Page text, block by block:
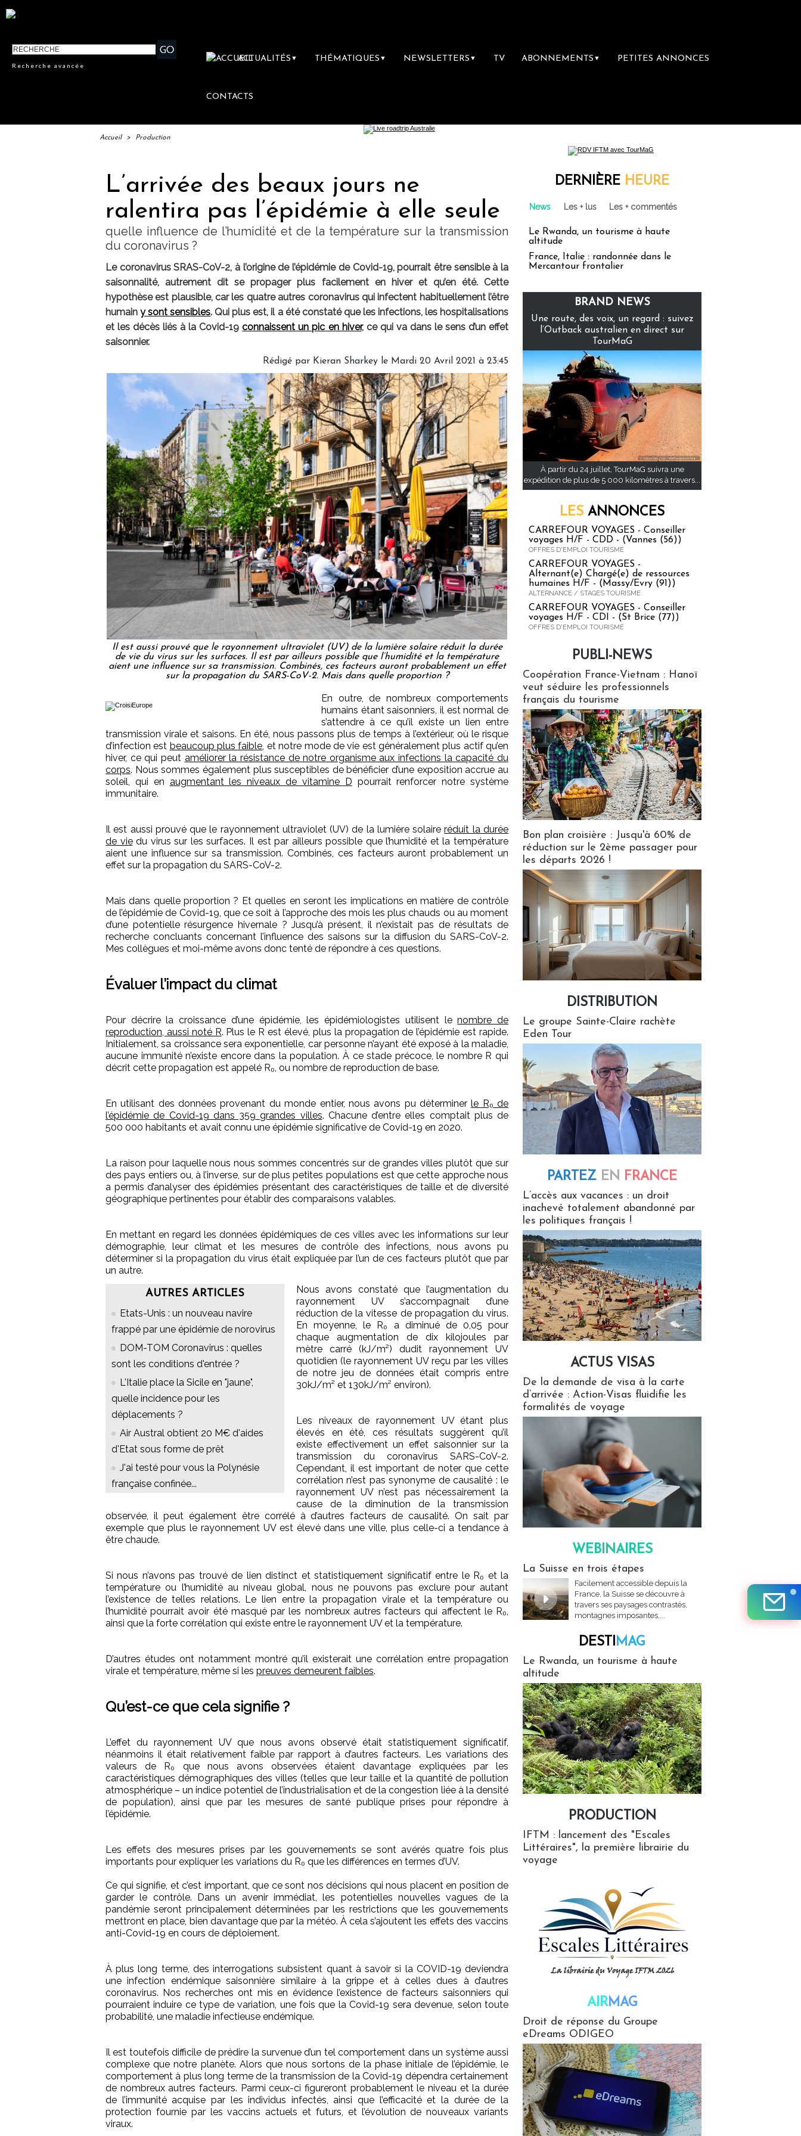
Recherche avancée
ACTUALITÉS ▼ THÉMATIQUES ▼ NEWSLETTERS ▼ TV ABONNEMENTS ▼ PETITES ANNONCES
CONTACTS
Accueil > Production
L’arrivée des beaux jours ne
ralentira pas l’épidémie à elle seule
quelle influence de l’humidité et de la température sur la transmission
du coronavirus ?
Le coronavirus SRAS-CoV-2, à l’origine de l’épidémie de Covid-19, pourrait être sensible à la
saisonnalité, autrement dit se propager plus facilement en hiver et qu’en été. Cette
hypothèse est plausible, car les quatre autres coronavirus qui infectent habituellement l’être
humainy sont sensibles. Qui plus est, il a été constaté que les infections, les hospitalisations
et les décès liés à la Covid-19connaissent un pic en hiver, ce qui va dans le sens d’un effet
saisonnier.
Rédigé par Kieran Sharkey le Mardi 20 Avril 2021 à 23:45
Il est aussi prouvé que le rayonnement ultraviolet (UV) de la lumière solaire réduit la durée
de vie du virus sur les surfaces. Il est par ailleurs possible que l’humidité et la température
aient une influence sur sa transmission. Combinés, ces facteurs auront probablement un effet
sur la propagation du SARS-CoV-2. Mais dans quelle proportion ?
En outre, de nombreux comportements
humains étant saisonniers, il est normal de
s’attendre à ce qu’il existe un lien entre
transmission virale et saisons. En été, nous passons plus de temps à l’extérieur, où le risque
d’infection est beaucoup plus faible , et notre mode de vie est généralement plus actif qu’en
hiver, ce qui peut améliorer la résistance de notre organisme aux infections la capacité du
corps. Nous sommes également plus susceptibles de bénéficier d’une exposition accrue au
soleil, qui en augmentant les niveaux de vitamine D pourrait renforcer notre système
immunitaire.
Il est aussi prouvé que le rayonnement ultraviolet (UV) de la lumière solaireréduit la durée
de viedu virus sur les surfaces. Il est par ailleurs possible que l’humidité et la température
aient une influence sur sa transmission. Combinés, ces facteurs auront probablement un
effet sur la propagation du SARS-CoV-2.
Mais dans quelle proportion ? Et quelles en seront les implications en matière de contrôle
de l’épidémie de Covid-19, que ce soit à l’approche des mois les plus chauds ou au moment
d’une potentielle résurgence hivernale ? Jusqu’à présent, il n’existait pas de résultats de
recherche concluants concernant l’influence des saisons sur la diffusion du SARS-CoV-2.
Mes collègues et moi-même avons donc tenté de répondre à ces questions.
Évaluer l’impact du climat
Pour décrire la croissance d’une épidémie, les épidémiologistes utilisent lenombre de
reproduction, aussi noté R. Plus le R est élevé, plus la propagation de l’épidémie est rapide.
Initialement, sa croissance sera exponentielle, car personne n’ayant été exposé à la maladie,
aucune immunité n’existe encore dans la population. À ce stade précoce, le nombre R qui
décrit cette propagation est appelé R₀, ou nombre de reproduction de base.
En utilisant des données provenant du monde entier, nous avons pu déterminerle R₀ de
l’épidémie de Covid-19 dans 359 grandes villes. Chacune d’entre elles comptait plus de
500 000 habitants et avait connu une épidémie significative de Covid-19 en 2020.
La raison pour laquelle nous nous sommes concentrés sur de grandes villes plutôt que sur
des pays entiers ou, à l’inverse, sur de plus petites populations est que cette approche nous
a permis d’analyser des épidémies présentant des caractéristiques de taille et de diversité
géographique pertinentes pour établir des comparaisons valables.
En mettant en regard les données épidémiques de ces villes avec les informations sur leur
démographie, leur climat et les mesures de contrôle des infections, nous avons pu
déterminer si la propagation du virus était expliquée par l’un de ces facteurs plutôt que par
un autre.
AUTRES ARTICLES
Etats-Unis : un nouveau navire
frappé par une épidémie de norovirus
DOM-TOM Coronavirus : quelles
sont les conditions d'entrée ?
L'Italie place la Sicile en "jaune",
quelle incidence pour les
déplacements ?
Air Austral obtient 20 M€ d'aides
d'Etat sous forme de prêt
J'ai testé pour vous la Polynésie
française confinée...
Nous avons constaté que l’augmentation du
rayonnement UV s’accompagnait d’une
réduction de la vitesse de propagation du virus.
En moyenne, le R₀ a diminué de 0,05 pour
chaque augmentation de dix kilojoules par
mètre carré (kJ/m²) dudit rayonnement UV
quotidien (le rayonnement UV reçu par les villes
de notre jeu de données était compris entre
30kJ/m² et 130kJ/m² environ).
Les niveaux de rayonnement UV étant plus
élevés en été, ces résultats suggèrent qu’il
existe effectivement un effet saisonnier sur la
transmission du coronavirus SARS-CoV-2.
Cependant, il est important de noter que cette
corrélation n’est pas synonyme de causalité : le
rayonnement UV n’est pas nécessairement la
cause de la diminution de la transmission
observée, il peut également être corrélé à d’autres facteurs de causalité. On sait par
exemple que plus le rayonnement UV est élevé dans une ville, plus celle-ci a tendance à
être chaude.
Si nous n’avons pas trouvé de lien distinct et statistiquement significatif entre le R₀ et la
température ou l’humidité au niveau global, nous ne pouvons pas exclure pour autant
l’existence de telles relations. Le lien entre la propagation virale et la température ou
l’humidité pourrait avoir été masqué par les nombreux autres facteurs qui affectent le R₀,
ainsi que la forte corrélation qui existe entre le rayonnement UV et la température.
D’autres études ont notamment montré qu’il existerait une corrélation entre propagation
virale et température, même si les preuves demeurent faibles.
Qu’est-ce que cela signifie ?
L’effet du rayonnement UV que nous avons observé était statistiquement significatif,
néanmoins il était relativement faible par rapport à d’autres facteurs. Les variations des
valeurs de R₀ que nous avons observées étaient davantage expliquées par les
caractéristiques démographiques des villes (telles que leur taille et la quantité de pollution
atmosphérique – un indice potentiel de l’industrialisation et de la congestion liée à la densité
de population), ainsi que par les mesures de santé publique prises pour répondre à
l’épidémie.
Les effets des mesures prises par les gouvernements se sont avérés quatre fois plus
importants pour expliquer les variations du R₀ que les différences en termes d’UV.
Ce qui signifie, et c’est important, que ce sont nos décisions qui nous placent en position de
garder le contrôle. Dans un avenir immédiat, les potentielles nouvelles vagues de la
pandémie seront principalement déterminées par les restrictions que les gouvernements
mettront en place, bien davantage que par la météo. À cela s’ajoutent les effets des vaccins
anti-Covid-19 en cours de déploiement.
À plus long terme, des interrogations subsistent quant à savoir si la COVID-19 deviendra
une infection endémique saisonnière similaire à la grippe et à celles dues à d’autres
coronavirus. Nos recherches ont mis en évidence l’existence de facteurs saisonniers qui
pourraient induire ce type de variation, une fois que la Covid-19 sera devenue, selon toute
probabilité, une maladie infectieuse endémique.
Il est toutefois difficile de prédire la survenue d’un tel comportement dans un système aussi
complexe que notre planète. Alors que nous sortons de la phase initiale de l’épidémie, le
comportement à plus long terme de la transmission de la Covid-19 dépendra certainement
de nombreux autres facteurs. Parmi ceux-ci figureront probablement le niveau et la durée
de l’immunité acquise par les individus infectés, ainsi que l’efficacité et la durée de la
protection fournie par les vaccins actuels et futurs, et l’évolution de nouveaux variants
viraux.
DERNIÈRE HEURE
News Les + lus Les + commentés
Le Rwanda, un tourisme à haute
altitude
France, Italie : randonnée dans le
Mercantour frontalier
BRAND NEWS
Une route, des voix, un regard : suivez
l’Outback australien en direct sur
TourMaG
À partir du 24 juillet, TourMaG suivra une
expédition de plus de 5 000 kilomètres à travers...
LES ANNONCES
CARREFOUR VOYAGES - Conseiller
voyages H/F - CDD - (Vannes (56))
OFFRES D'EMPLOI TOURISME
CARREFOUR VOYAGES -
Alternant(e) Chargé(e) de ressources
humaines H/F - (Massy/Evry (91))
ALTERNANCE / STAGES TOURISME
CARREFOUR VOYAGES - Conseiller
voyages H/F - CDI - (St Brice (77))
OFFRES D'EMPLOI TOURISME
PUBLI-NEWS
Coopération France-Vietnam : Hanoï
veut séduire les professionnels
français du tourisme
Bon plan croisière : Jusqu'à 60% de
réduction sur le 2ème passager pour
les départs 2026 !
DISTRIBUTION
Le groupe Sainte-Claire rachète
Eden Tour
PARTEZ EN FRANCE
L’accès aux vacances : un droit
inachevé totalement abandonné par
les politiques français !
ACTUS VISAS
De la demande de visa à la carte
d’arrivée : Action-Visas fluidifie les
formalités de voyage
WEBINAIRES
La Suisse en trois étapes
Facilement accessible depuis la
France, la Suisse se découvre à
travers ses paysages contrastés,
montagnes imposantes,...
DESTIMAG
Le Rwanda, un tourisme à haute
altitude
PRODUCTION
IFTM : lancement des "Escales
Littéraires", la première librairie du
voyage
AIRMAG
Droit de réponse du Groupe
eDreams ODIGEO